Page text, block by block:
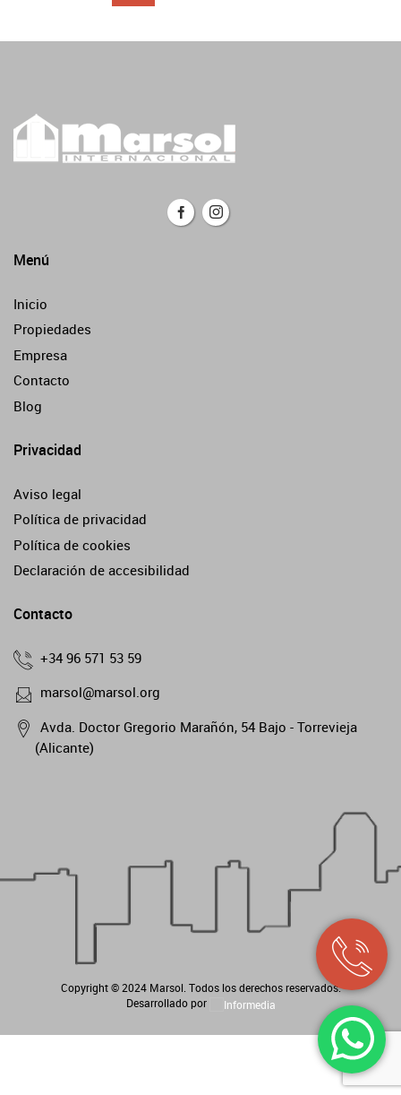
Menú
Inicio
Propiedades
Empresa
Contacto
Blog
Privacidad
Aviso legal
Política de privacidad
Política de cookies
Declaración de accesibilidad
Contacto
+34 96 571 53 59
marsol@marsol.org
Avda. Doctor Gregorio Marañón, 54 Bajo - Torrevieja
(Alicante)
Copyright © 2024 Marsol. Todos los derechos reservados.
Desarrollado por